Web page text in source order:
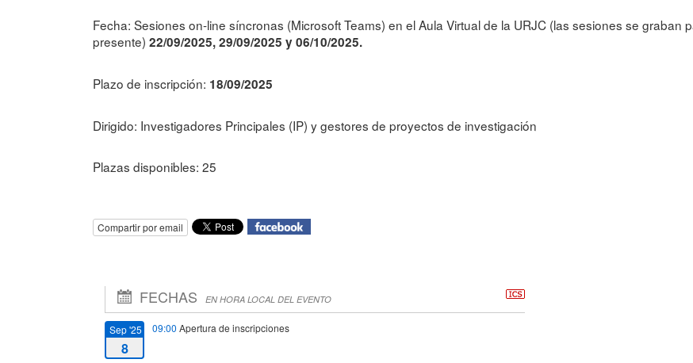
Fecha: Sesiones on-line síncronas (Microsoft Teams) en el Aula Virtual de la URJC (las sesiones se
presente) 22/09/2025,29/09/2025 y 06/10/2025.
Plazo de inscripción: 18/09/2025
Dirigido: Investigadores Principales (IP) y gestores de proyectos de investigación
Plazas disponibles: 25
Compartir por email
FECHAS EN HORA LOCAL DEL EVENTO
Sep '25
8
09:00 Apertura de inscripciones